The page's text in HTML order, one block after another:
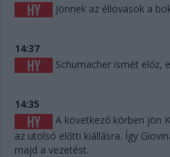
Jönnek az éllovasok a
14:37
Schumacher ismét előz,
14:35
A következő körben jön
az utolsó előtti kiállásra. Így
majd a vezetést.